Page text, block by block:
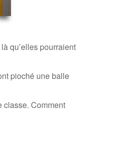
qu’elles pourraient
pioché une balle
classe. Comment